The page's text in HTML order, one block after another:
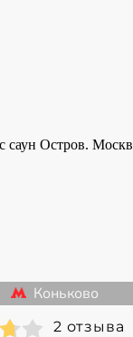
Коньково
2 отзыва